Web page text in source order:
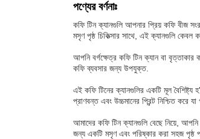
পণ্যের বর্ণনাঃ
কফি টিন ক্যানগুলি আপনার প্রিয় কফি বীজ
মসৃণ পৃষ্ঠ চিকিত্সার সাথে, এই ক্যানগুলি কেবল
আপনি বর্গক্ষেত্র কফি টিন ক্যান বা
কফি ব্যবসার জন্য উপযুক্ত.
এই কফি টিনের ক্যানগুলির একটি মূল বৈশিষ্ট্য
প্রাণবন্ত এবং উচ্চমানের প্রিন্ট নিশ্চিত করে
আমাদের কফি টিন ক্যানগুলি বেছে নিয়ে,
জন্য একটি মসৃণ এবং পরিষ্কার করা সহজ পৃষ্ঠ